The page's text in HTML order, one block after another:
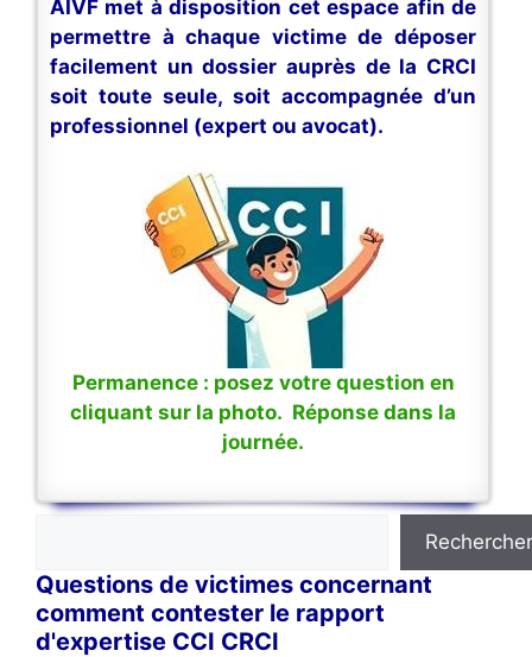
AIVF met à disposition cet espace afin de
permettre à chaque victime de déposer
facilement un dossier auprès de la CRCI
soit toute seule, soit accompagnée d’un
professionnel (expert ou avocat).
Permanence : posez votre question en
cliquant sur la photo. Réponse dans la
journée.
Rechercher
Questions de victimes concernant
comment contester le rapport
d'expertise CCI CRCI